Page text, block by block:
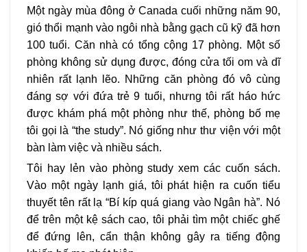
Một ngày mùa đông ở Canada cuối những năm 90,
gió thổi mạnh vào ngôi nhà bằng gạch cũ kỹ đã hơn
100 tuổi. Căn nhà có tổng cộng 17 phòng. Một số
phòng không sử dụng được, đóng cửa tối om và dĩ
nhiên rất lạnh lẽo. Những căn phòng đó vô cùng
đáng sợ với đứa trẻ 9 tuổi, nhưng tôi rất háo hức
được khám phá một phòng như thế, phòng bố mẹ
tôi gọi là “the study”. Nó giống như thư viện với một
bàn làm việc và nhiều sách.
Tôi hay lẻn vào phòng study xem các cuốn sách.
Vào một ngày lạnh giá, tôi phát hiện ra cuốn tiểu
thuyết tên rất lạ “Bí kíp quá giang vào Ngân hà”. Nó
để trên một kệ sách cao, tôi phải tìm một chiếc ghế
để đứng lên, cẩn thận không gây ra tiếng động